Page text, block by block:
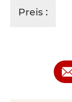
Preis :